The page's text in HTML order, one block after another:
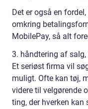
Det er også en
omkring
MobilePay, så alt
3. håndtering af
Et seriøst firma vil
muligt. Ofte kan tøj,
videre til velgørende
ting, der hverken kan